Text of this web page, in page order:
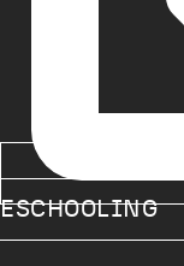
ESCHOOLING